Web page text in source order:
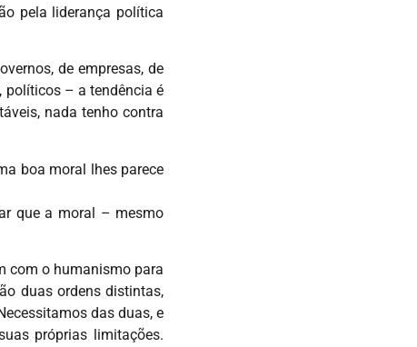
pela liderança política
de empresas, de
políticos – a tendência é
nada tenho contra
boa moral lhes parece
que a moral – mesmo
com o humanismo para
duas ordens distintas,
das duas, e
próprias limitações.